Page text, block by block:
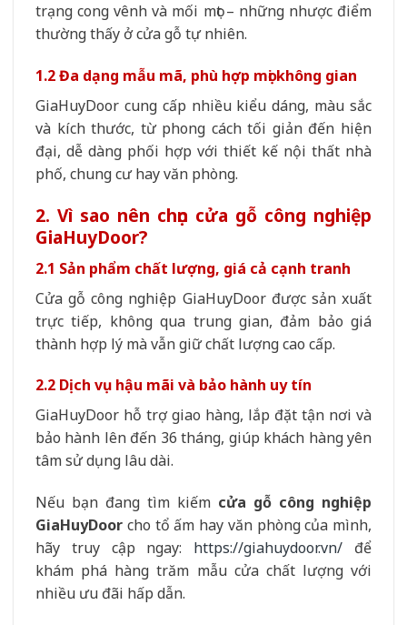
trạng cong vênh và mối mọt – những nhược điểm
thường thấy ở cửa gỗ tự nhiên.
1.2 Đa dạng mẫu mã, phù hợp mọi không gian
GiaHuyDoor cung cấp nhiều kiểu dáng, màu sắc
và kích thước, từ phong cách tối giản đến hiện
đại, dễ dàng phối hợp với thiết kế nội thất nhà
phố, chung cư hay văn phòng.
2. Vì sao nên chọn cửa gỗ công nghiệp
GiaHuyDoor?
2.1 Sản phẩm chất lượng, giá cả cạnh tranh
Cửa gỗ công nghiệp GiaHuyDoor được sản xuất
trực tiếp, không qua trung gian, đảm bảo giá
thành hợp lý mà vẫn giữ chất lượng cao cấp.
2.2 Dịch vụ hậu mãi và bảo hành uy tín
GiaHuyDoor hỗ trợ giao hàng, lắp đặt tận nơi và
bảo hành lên đến 36 tháng, giúp khách hàng yên
tâm sử dụng lâu dài.
Nếu bạn đang tìm kiếm cửa gỗ công nghiệp
GiaHuyDoor cho tổ ấm hay văn phòng của mình,
hãy truy cập ngay:
https://giahuydoor.vn/ để
khám phá hàng trăm mẫu cửa chất lượng với
nhiều ưu đãi hấp dẫn.